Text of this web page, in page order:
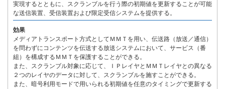
実現するとともに、スクランブルを行う際の初期値を更新することが可能
な送信装置、受信装置および限定受信システムを提供する。
効果
メディアトランスポート方式としてＭＭＴを用い、伝送路（放送／通信）
を問わずにコンテンツを伝送する放送システムにおいて、サービス（番
組）を構成するＭＭＴを保護することができる。
また、スクランブル対象に応じて、ＩＰレイヤとＭＭＴレイヤとの異なる
２つのレイヤのデータに対して、スクランブルを施すことができる。
また、暗号利用モードで用いられる初期値を任意のタイミングで更新する